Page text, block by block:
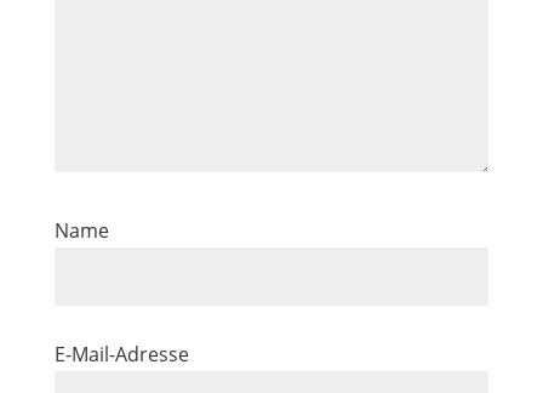
Name
E-Mail-Adresse